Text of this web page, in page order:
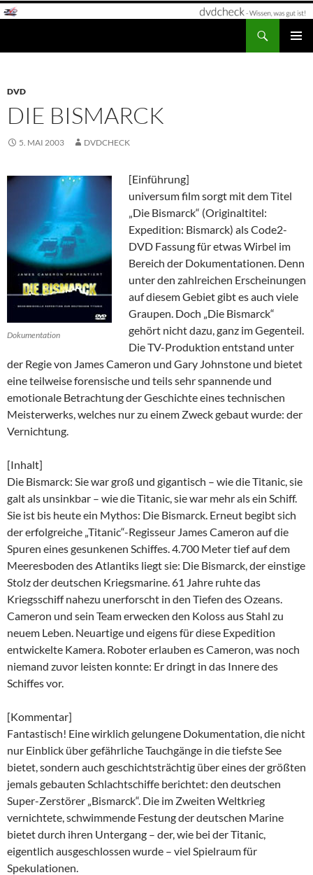
Zum
DVD
DIE BISMARCK
5. MAI 2003 DVDCHECK
Dokumentation
[Einführung]
universum film sorgt mit dem Titel
„Die Bismarck“ (Originaltitel:
Expedition: Bismarck) als Code2-
DVD Fassung für etwas Wirbel im
Bereich der Dokumentationen. Denn
unter den zahlreichen Erscheinungen
auf diesem Gebiet gibt es auch viele
Graupen. Doch „Die Bismarck“
gehört nicht dazu, ganz im Gegenteil.
Die TV-Produktion entstand unter
der Regie von James Cameron und Gary Johnstone und bietet
eine teilweise forensische und teils sehr spannende und
emotionale Betrachtung der Geschichte eines technischen
Meisterwerks, welches nur zu einem Zweck gebaut wurde: der
Vernichtung.
[Inhalt]
Die Bismarck: Sie war groß und gigantisch – wie die Titanic, sie
galt als unsinkbar – wie die Titanic, sie war mehr als ein Schiff.
Sie ist bis heute ein Mythos: Die Bismarck. Erneut begibt sich
der erfolgreiche „Titanic“-Regisseur James Cameron auf die
Spuren eines gesunkenen Schiffes. 4.700 Meter tief auf dem
Meeresboden des Atlantiks liegt sie: Die Bismarck, der einstige
Stolz der deutschen Kriegsmarine. 61 Jahre ruhte das
Kriegsschiff nahezu unerforscht in den Tiefen des Ozeans.
Cameron und sein Team erwecken den Koloss aus Stahl zu
neuem Leben. Neuartige und eigens für diese Expedition
entwickelte Kamera. Roboter erlauben es Cameron, was noch
niemand zuvor leisten konnte: Er dringt in das Innere des
Schiffes vor.
[Kommentar]
Fantastisch! Eine wirklich gelungene Dokumentation, die nicht
nur Einblick über gefährliche Tauchgänge in die tiefste See
bietet, sondern auch geschichtsträchtig über eines der größten
jemals gebauten Schlachtschiffe berichtet: den deutschen
Super-Zerstörer „Bismarck“. Die im Zweiten Weltkrieg
vernichtete, schwimmende Festung der deutschen Marine
bietet durch ihren Untergang – der, wie bei der Titanic,
eigentlich ausgeschlossen wurde – viel Spielraum für
Spekulationen.